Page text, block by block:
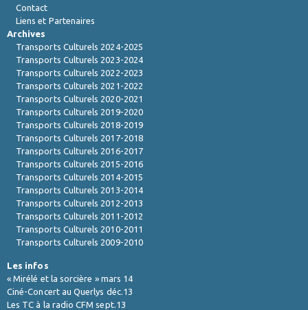
Contact
Liens et Partenaires
Archives
Transports Culturels 2024-2025
Transports Culturels 2023-2024
Transports Culturels 2022-2023
Transports Culturels 2021-2022
Transports Culturels 2020-2021
Transports Culturels 2019-2020
Transports Culturels 2018-2019
Transports Culturels 2017-2018
Transports Culturels 2016-2017
Transports Culturels 2015-2016
Transports Culturels 2014-2015
Transports Culturels 2013-2014
Transports Culturels 2012-2013
Transports Culturels 2011-2012
Transports Culturels 2010-2011
Transports Culturels 2009-2010
Les infos
« Mirélé et la sorcière » mars 14
Ciné-Concert au Querlys déc.13
Les TC à la radio CFM sept.13